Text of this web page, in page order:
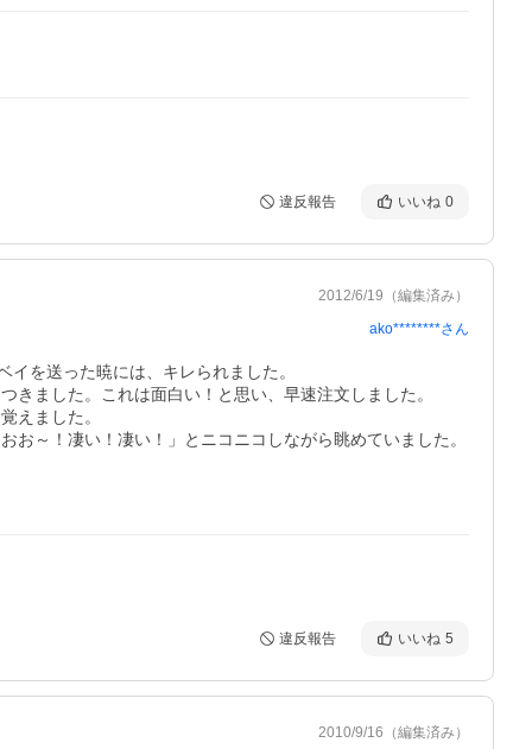
違反報告 いいね 0
2012/6/19 （編集済み）
ako********さん
を送った暁には、キレられました。
違反報告 いいね 5
2010/9/16 （編集済み）